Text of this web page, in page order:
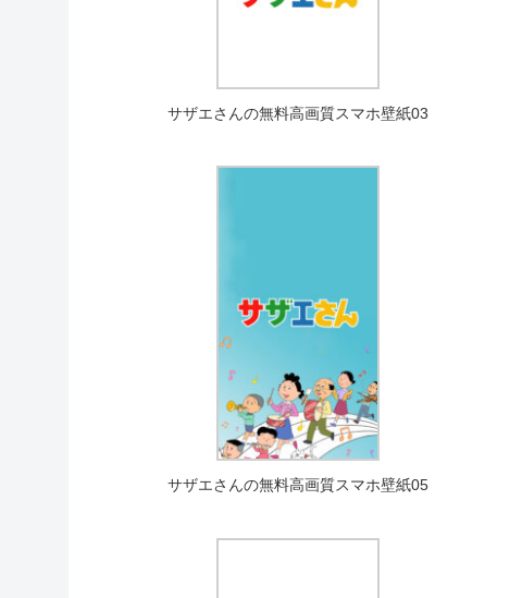
サザエさんの無料高画質スマホ壁紙03
サザエさんの無料高画質スマホ壁紙05